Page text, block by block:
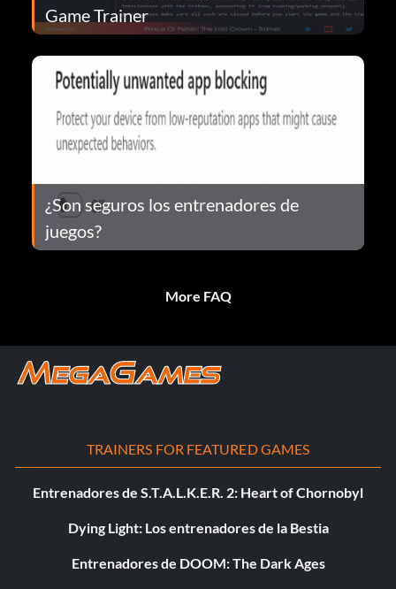
Game Trainer
¿Son seguros los entrenadores de
juegos?
More FAQ
TRAINERS FOR FEATURED GAMES
Entrenadores de S.T.A.L.K.E.R. 2: Heart of Chornobyl
Dying Light: Los entrenadores de la Bestia
Entrenadores de DOOM: The Dark Ages